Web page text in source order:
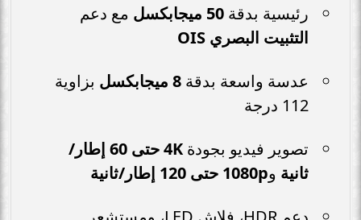
رئيسية بدقة 50 ميجابكسل
مع دعم
التثبيت البصري OIS
عدسة واسعة بدقة 8 ميجابكسل
بزاوية
112 درجة
تصوير فيديو بجودة
4K حتى 60 إطار/
ثانية و1080p حتى 120 إطار/ثانية